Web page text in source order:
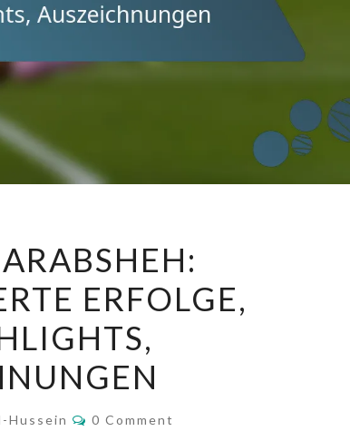
SPIELHIGHLIGHTS,
ERFOLGE,
Hussein Comments
0 Comment